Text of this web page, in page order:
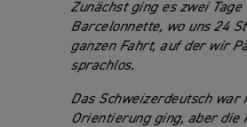
Zunächst ging es zwei
Barcelonnette, wo uns 24
ganzen Fahrt, auf der wir
sprachlos.
Das Schweizerdeutsch war
Orientierung ging, aber die